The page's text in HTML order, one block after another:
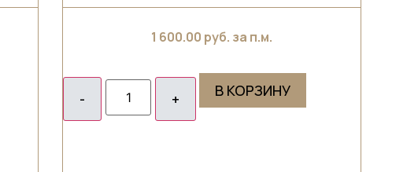
1 600.00 руб. за п.м.
В КОРЗИНУ